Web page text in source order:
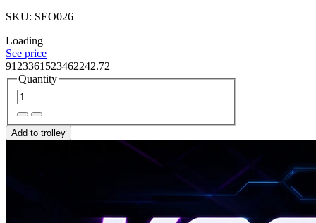
SKU: SEO026
Loading
See price
9123361523462242.72
Quantity
Add to trolley